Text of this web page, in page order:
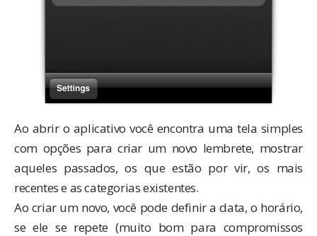
Ao abrir o aplicativo você encontra uma tela simples
com opções para criar um novo lembrete, mostrar
aqueles passados, os que estão por vir, os mais
recentes e as categorias existentes.
Ao criar um novo, você pode definir a data, o horário,
se ele se repete (muito bom para compromissos